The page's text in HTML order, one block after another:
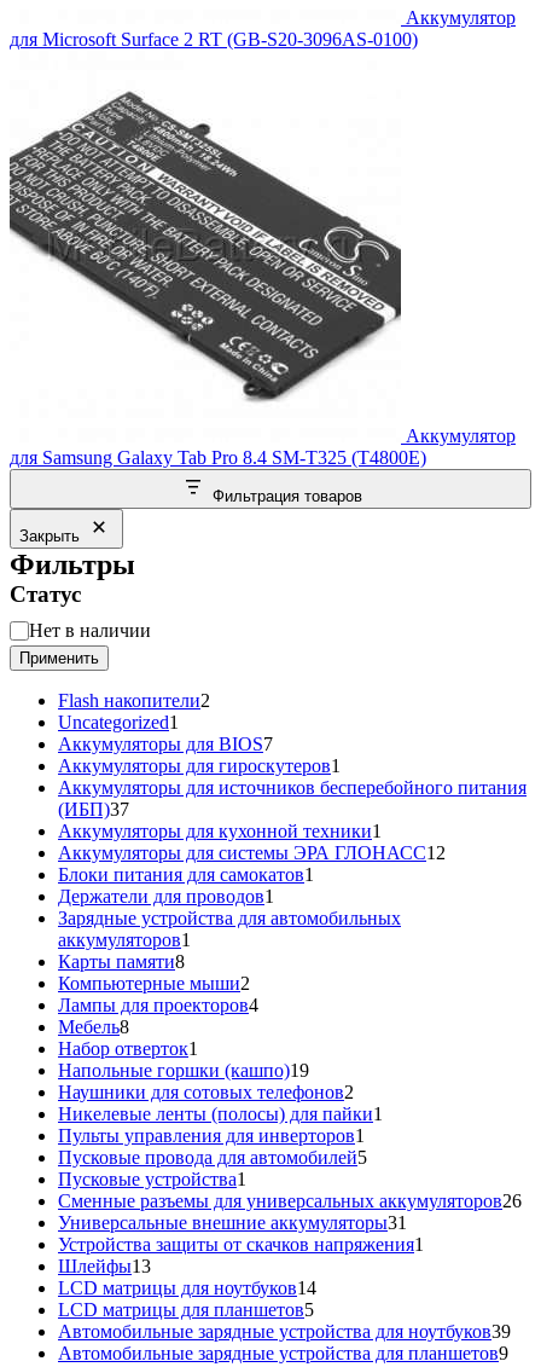
Аккумулятор
для Microsoft Surface 2 RT (GB-S20-3096AS-0100)
Аккумулятор
для Samsung Galaxy Tab Pro 8.4 SM-T325 (T4800E)
Фильтрация товаров
Закрыть
Фильтры
Статус
Статус
Нет в наличии
Применить
Flash накопители2
Uncategorized1
товар
Аккумуляторы для BIOS77
товаров
Аккумуляторы для гироскутеров1
товар
Аккумуляторы для источников бесперебойного питания
(ИБП)3737
товаров
Аккумуляторы для кухонной техники1
товар
Аккумуляторы для системы ЭРА ГЛОНАСС12
Блоки питания для самокатов1
Держатели для проводов1
товар
Зарядные устройства для автомобильных
аккумуляторов1
Карты памяти88
товаров
Компьютерные мыши2
товара
Лампы для проекторов44
Мебель88
товаров
Набор отверток1
товар
Напольные горшки (кашпо)1919
товаров
Наушники для сотовых телефонов2
товара
Никелевые ленты (полосы) для пайки1
Пульты управления для инверторов1
товар
Пусковые провода для автомобилей55
Пусковые устройства1
товар
Сменные разъемы для универсальных аккумуляторов2626
Универсальные внешние аккумуляторы31
товар
Устройства защиты от скачков напряжения1
Шлейфы1313
товаров
LCD матрицы для ноутбуков1414
LCD матрицы для планшетов55
товаров
Автомобильные зарядные устройства для ноутбуков3939
Автомобильные зарядные устройства для планшетов99